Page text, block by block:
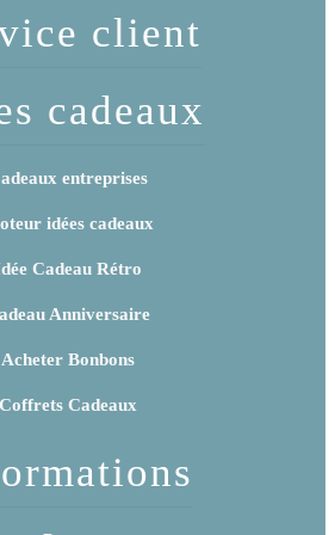
client
cadeaux
entreprises
idées cadeaux
Cadeau Rétro
Anniversaire
Acheter Bonbons
Coffrets Cadeaux